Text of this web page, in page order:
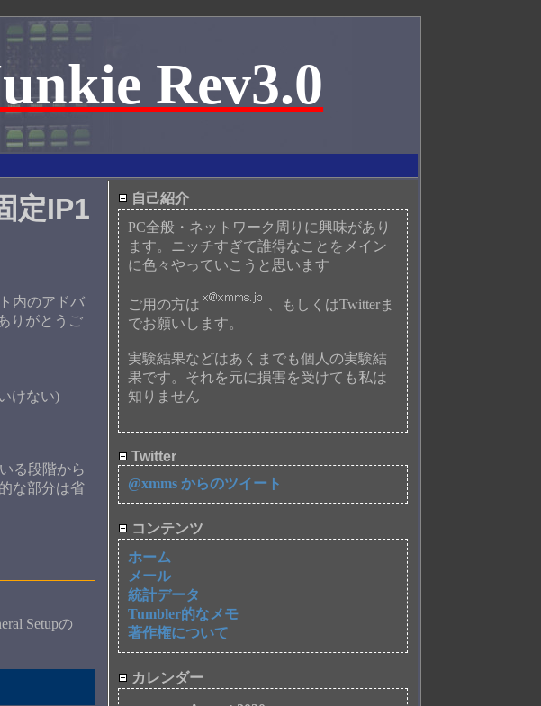
Rev3.0
定IP1
内のアドバ
りがとうご
けない)
る段階から
な部分は省
Setupの
自己紹介
PC全般・ネットワーク周りに興味があり
ます。ニッチすぎて誰得なことをメイン
に色々やっていこうと思います
ご用の方は
、もしくはTwitterま
でお願いします。
実験結果などはあくまでも個人の実験結
果です。それを元に損害を受けても私は
知りません
Twitter
@xmms からのツイート
コンテンツ
ホーム
メール
統計データ
Tumbler的なメモ
著作権について
カレンダー